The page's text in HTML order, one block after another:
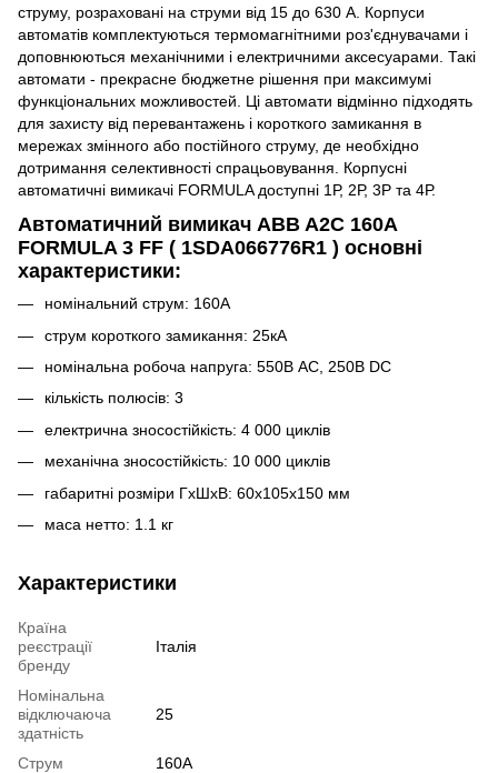
струму, розраховані на струми від 15 до 630 А. Корпуси
автоматів комплектуються термомагнітними роз'єднувачами і
доповнюються механічними і електричними аксесуарами. Такі
автомати - прекрасне бюджетне рішення при максимумі
функціональних можливостей. Ці автомати відмінно підходять
для захисту від перевантажень і короткого замикання в
мережах змінного або постійного струму, де необхідно
дотримання селективності спрацьовування. Корпусні
автоматичні вимикачі FORMULA доступні 1Р, 2Р, 3Р та 4Р.
Автоматичний вимикач ABB A2C 160A
FORMULA 3 FF ( 1SDA066776R1 ) основні
характеристики:
номінальний струм: 160А
струм короткого замикання: 25кА
номінальна робоча напруга: 550В AC, 250В DC
кількість полюсів: 3
електрична зносостійкість: 4 000 циклів
механічна зносостійкість: 10 000 циклів
габаритні розміри ГхШхВ: 60x105x150 мм
маса нетто: 1.1 кг
Характеристики
Країна
реєстрації
бренду
Італія
Номінальна
відключаюча
здатність
25
Струм
160А